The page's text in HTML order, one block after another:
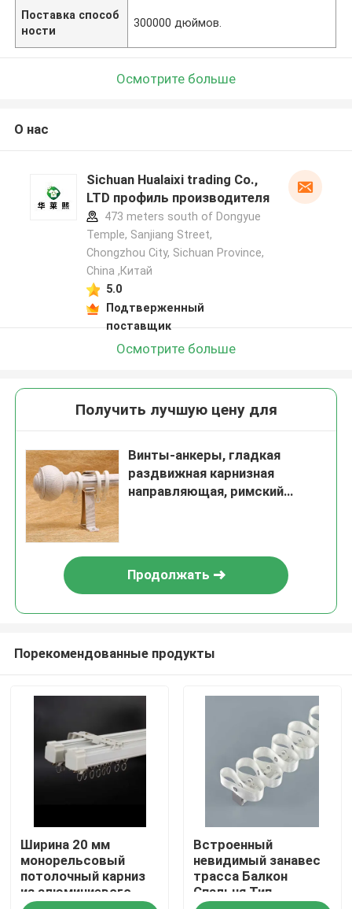
Продукты
Видео
Поставка способ
ности
300000 дюймов.
Осмотрите больше
О нас
Sichuan Hualaixi trading Co.,
LTD профиль производителя
473 meters south of Dongyue
Temple, Sanjiang Street,
Chongzhou City, Sichuan Province,
China ,Китай
5.0
Подтверженный
поставщик
Осмотрите больше
Получить лучшую цену для
Винты-анкеры, гладкая
раздвижная карнизная
направляющая, римский
Продолжать
Порекомендованные продукты
Ширина 20 мм
монорельсовый
потолочный карниз
из алюминиевого
Встроенный
невидимый занавес
трасса Балкон
Спальня Тип